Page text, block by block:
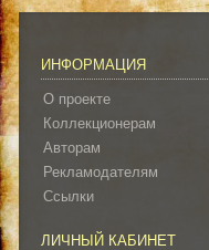
ИНФОРМАЦИЯ
О проекте
Коллекционерам
Авторам
Рекламодателям
Ссылки
ЛИЧНЫЙ КАБИНЕТ